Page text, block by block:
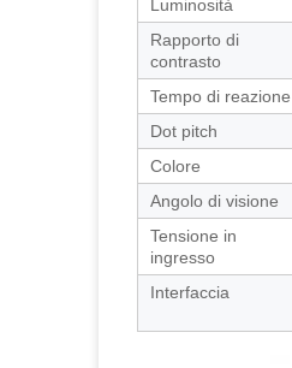
Luminosità
Rapporto di
contrasto
Tempo di reazione
Dot pitch
Colore
Angolo di visione
Tensione in
ingresso
Interfaccia